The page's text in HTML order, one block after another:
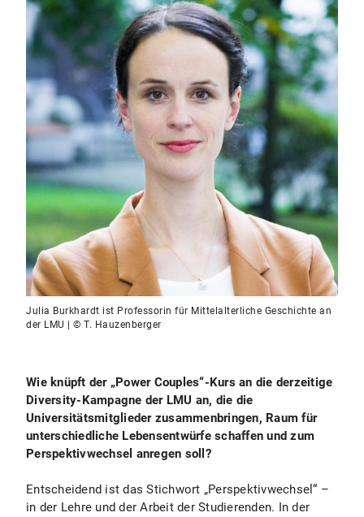
Julia Burkhardt ist Professorin für Mittelalterliche Geschichte an
der LMU | © T. Hauzenberger
Wie knüpft der „Power Couples“-Kurs an die derzeitige
Diversity-Kampagne der LMU an, die die
Universitätsmitglieder zusammenbringen, Raum für
unterschiedliche Lebensentwürfe schaffen und zum
Perspektivwechsel anregen soll?
Entscheidend ist das Stichwort „Perspektivwechsel“ –
in der Lehre und der Arbeit der Studierenden. In der